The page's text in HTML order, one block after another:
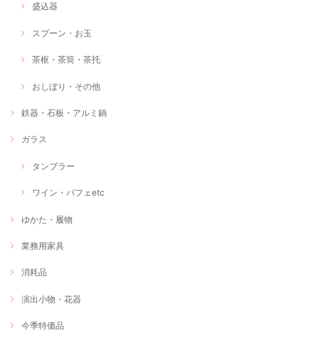
盛込器
スプーン・お玉
茶枢・茶筒・茶托
おしぼり・その他
鉄器・石板・アルミ鍋
ガラス
タンブラー
ワイン・パフェetc
ゆかた・履物
業務用家具
消耗品
演出小物・花器
今季特価品